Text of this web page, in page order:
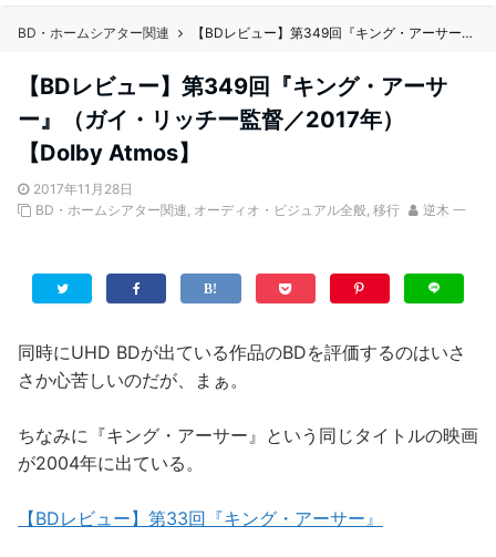
BD・ホームシアター関連 【BDレビュー】第349回『キング・アーサー』（ガイ・リッチー監督／2017年） 【Dolby Atmos】
【BDレビュー】第349回『キング・アーサ
ー』（ガイ・リッチー監督／2017年）
【Dolby Atmos】
2017年11月28日
BD・ホームシアター関連, オーディオ・ビジュアル全般, 移行 逆木 一
同時にUHD BDが出ている作品のBDを評価するのはいさ
さか心苦しいのだが、まぁ。
ちなみに『キング・アーサー』という同じタイトルの映画
が2004年に出ている。
【BDレビュー】第33回『キング・アーサー』